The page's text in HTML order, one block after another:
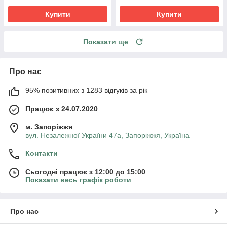
Купити Купити
Показати ще
Про нас
95% позитивних з 1283 відгуків за рік
Працює з 24.07.2020
м. Запоріжжя
вул. Незалежної України 47а, Запоріжжя, Україна
Контакти
Сьогодні працює з 12:00 до 15:00
Показати весь графік роботи
Про нас